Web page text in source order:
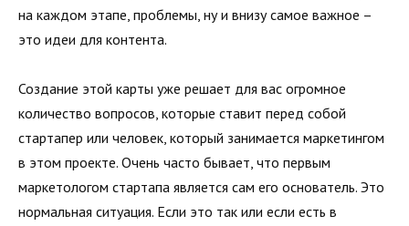
на каждом этапе, проблемы, ну и внизу самое важное –
это идеи для контента.
Создание этой карты уже решает для вас огромное
количество вопросов, которые ставит перед собой
стартапер или человек, который занимается маркетингом
в этом проекте. Очень часто бывает, что первым
маркетологом стартапа является сам его основатель. Это
нормальная ситуация. Если это так или если есть в